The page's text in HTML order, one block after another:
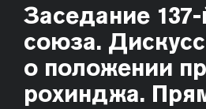
Заседание
союза.
о положении
рохинджа.